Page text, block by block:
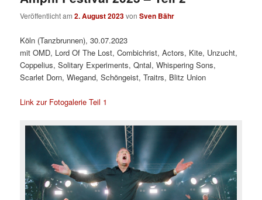
Veröffentlicht am2. August 2023vonSven Bähr
Köln (Tanzbrunnen), 30.07.2023
mit OMD, Lord Of The Lost, Combichrist, Actors, Kite, Unzucht,
Coppelius, Solitary Experiments, Qntal, Whispering Sons,
Scarlet Dorn, Wiegand, Schöngeist, Traitrs, Blitz Union
Link zur Fotogalerie Teil 1